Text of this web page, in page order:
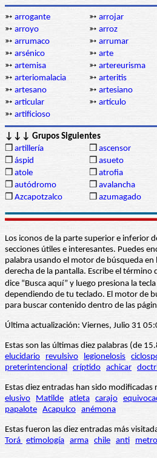
➳ arrogante ➳ arrojar
➳ arroyo ➳ arroz
➳ arrumaco ➳ arrumar
➳ arsénico ➳ arte
➳ artemisa ➳ artereurisma
➳ arteriomalacia ➳ arteritis
➳ artesano ➳ artesiano
➳ articular ➳ artículo
➳ artificioso
↓↓↓ Grupos Siguientes
❒ artillería ❒ ascensor
❒ áspid ❒ asueto
❒ atole ❒ atrofia
❒ autódromo ❒ avalancha
❒ Azcapotzalco ❒ azumagado
Los iconos de la parte superior e inferior
secciones útiles e interesantes. Puedes
palabra usando el motor de búsqueda
derecha de la pantalla. Escribe el término
dice “Busca aquí” y luego presiona la
dependiendo de tu teclado. El motor de
para buscar contenido dentro de las
Última actualización: Viernes, Julio 31
Estas son las últimas diez palabras (de
elucidario
revulsivo legionelosis
preterintencional críptido achicar
Estas diez entradas han sido modificadas
elusivo
Matilde atleta carajo
papalote Acapulco anémona
Estas fueron las diez entradas más
Torá etimología arma chile anti metro